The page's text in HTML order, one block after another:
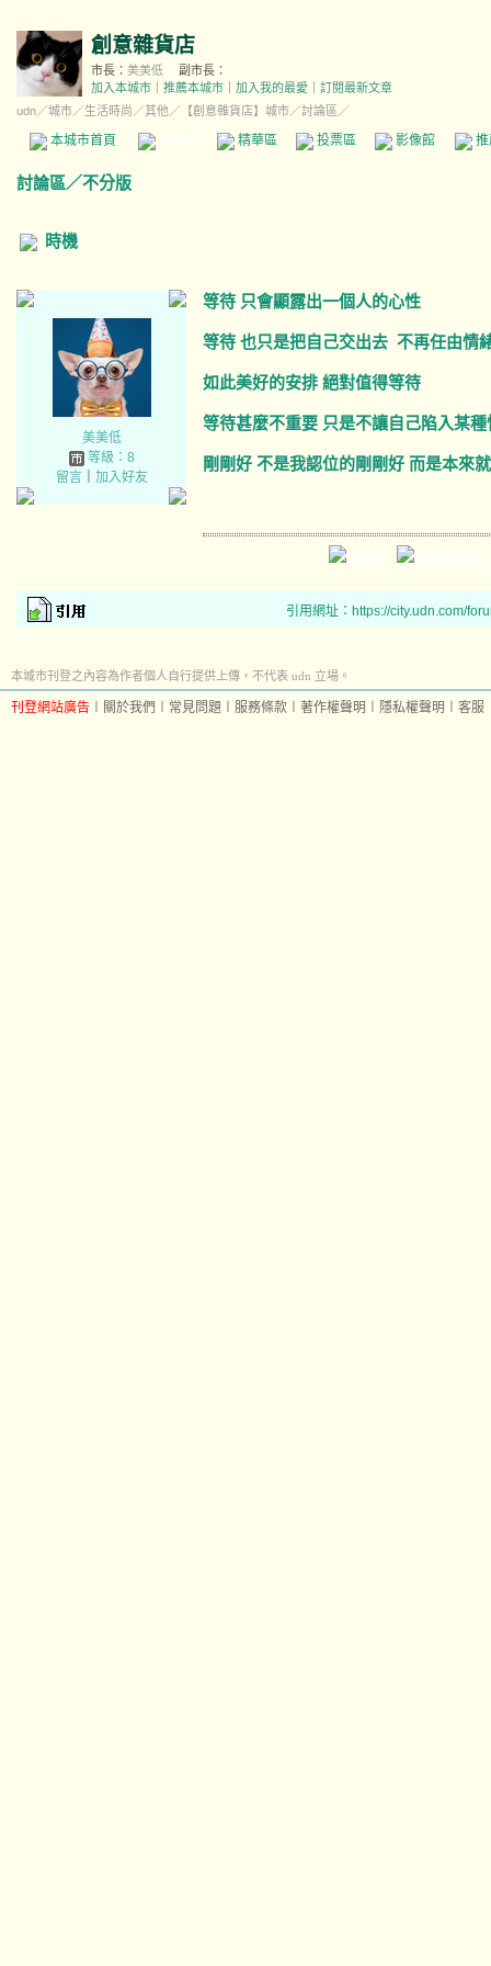
創意雜貨店
市長： 美美低
副市長：
加入本城市
推薦本城市 加入我的最愛
訂閱最新文章
udn／城市／生活時尚 ／其他 ／ 【創意雜貨店】城市／討論區／
本城市首頁 精華區 投票區 影像館
討論區／不分版
時機
美美低
等級：8
留言｜ 加入好友
等待 只會顯露出一個人的心性
等待 也只是把自己交出去 不再任由情
如此美好的安排 絕對值得等待
等待甚麼不重要 只是不讓自己陷入某種
剛剛好 不是我認位的剛剛好 而是本來
引用網址：https://city.udn.com/
本城市刊登之內容為作者個人自行提供上傳，不代表 udn 立場。
刊登網站廣告 關於我們 常見問題 服務條款 著作權聲明 隱私權聲明 客服